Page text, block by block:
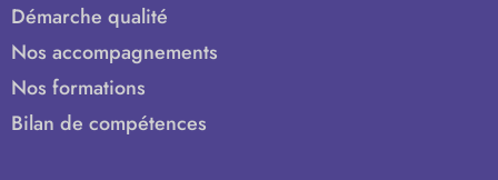
Démarche qualité
Nos accompagnements
Nos formations
Bilan de compétences